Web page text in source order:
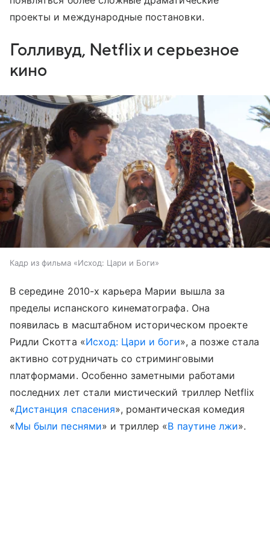
проекты и международные постановки.
Голливуд, Netflix и серьезное
кино
Кадр из фильма «Исход: Цари и Боги»
В середине 2010-х карьера Марии вышла за
пределы испанского кинематографа. Она
появилась в масштабном историческом проекте
Ридли Скотта «Исход: Цари и боги», а позже стала
активно сотрудничать со стриминговыми
платформами. Особенно заметными работами
последних лет стали мистический триллер Netflix
«Дистанция спасения», романтическая комедия
«Мы были песнями» и триллер «В паутине лжи».